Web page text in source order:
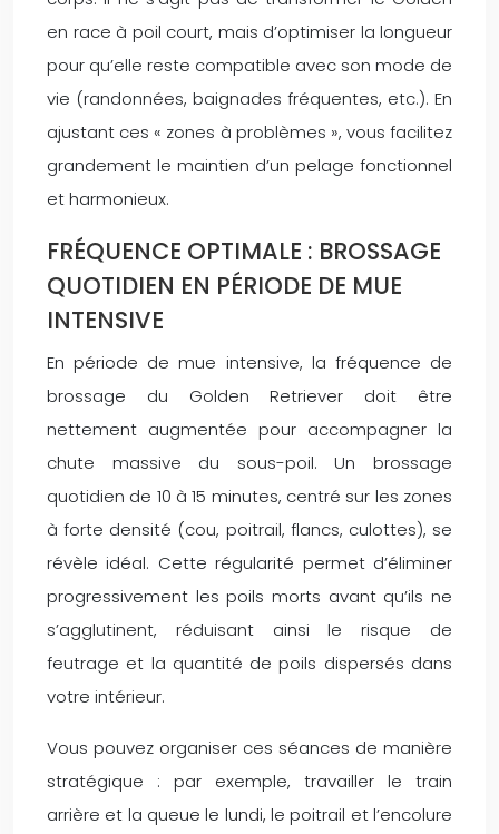
en race à poil court, mais d’optimiser la longueur
pour qu’elle reste compatible avec son mode de
vie (randonnées, baignades fréquentes, etc.). En
ajustant ces « zones à problèmes », vous facilitez
grandement le maintien d’un pelage fonctionnel
et harmonieux.
FRÉQUENCE OPTIMALE : BROSSAGE
QUOTIDIEN EN PÉRIODE DE MUE
INTENSIVE
En période de mue intensive, la fréquence de
brossage du Golden Retriever doit être
nettement augmentée pour accompagner la
chute massive du sous-poil. Un brossage
quotidien de 10 à 15 minutes, centré sur les zones
à forte densité (cou, poitrail, flancs, culottes), se
révèle idéal. Cette régularité permet d’éliminer
progressivement les poils morts avant qu’ils ne
s’agglutinent, réduisant ainsi le risque de
feutrage et la quantité de poils dispersés dans
votre intérieur.
Vous pouvez organiser ces séances de manière
stratégique : par exemple, travailler le train
arrière et la queue le lundi, le poitrail et l’encolure